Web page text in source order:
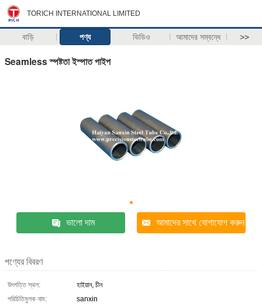
TORICH INTERNATIONAL LIMITED
বাড়ি পণ্য ভিডিও আমাদের সম্বন্ধে >>
Seamless স্পষ্টতা ইস্পাত পাইপ
ভালো দাম আমাদের সাথে যোগাযোগ করুন
পণ্যের বিবরণ
উৎপত্তি স্থল:
হাইয়ান, চীন
পরিচিতিমুলক নাম:
sanxin